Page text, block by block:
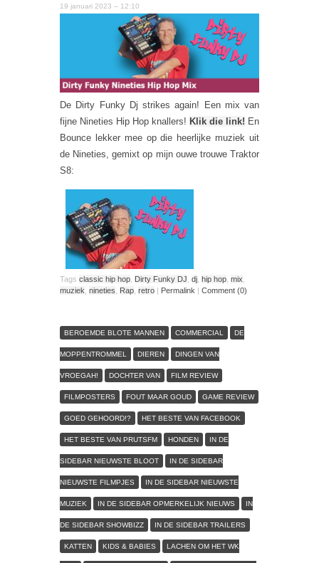
19 januari 2023 – 12:10
De Dirty Funky Dj strikes again! Een mix van
fijne Nineties Hip Hop knallers! Klik die link! En
Bounce lekker mee op die heerlijke muziek uit
de Nineties, gemixt op mijn ouwe trouwe Traktor
S8:
Tags classic hip hop, Dirty Funky DJ, dj, hip hop, mix,
muziek, nineties, Rap, retro Permalink Comment (0)
BEROEMDE BLOTE MANNEN COMMERCIAL DE
MOPPENTROMMEL DIEREN DINGEN VAN
VROEGAH! DOCHTER VAN FILM REVIEW
FILMPOSTERS FOUT MAAR GOUD GAME REVIEW
GOED GEHOORD!? HET BESTE VAN FACEBOOK
HET BESTE VAN PRUTSFM HONDEN IN DE
SIDEBAR NIEUWSTE BLOOT IN DE SIDEBAR
NIEUWSTE FILMPJES IN DE SIDEBAR NIEUWSTE
MUZIEK IN DE SIDEBAR OPMERKELIJK NIEUWS IN
DE SIDEBAR SHOWBIZZ IN DE SIDEBAR TRAILERS
KATTEN KIDS & BABIES LACHEN OM HET WK